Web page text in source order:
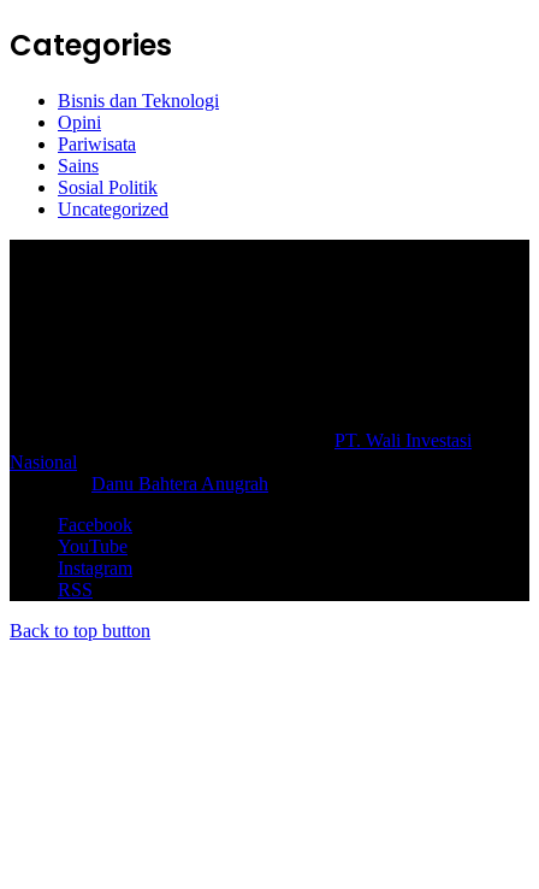
Categories
Bisnis dan Teknologi
Opini
Pariwisata
Sains
Sosial Politik
Uncategorized
PT. Wali Investasi
Nasional
Danu Bahtera Anugrah
Facebook
YouTube
Instagram
RSS
Back to top button